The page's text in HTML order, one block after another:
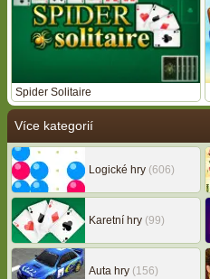
Spider Solitaire
Více kategorií
Logické hry (606)
Karetní hry (99)
Auta hry (156)